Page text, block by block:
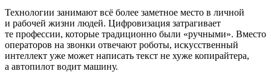
Технологии занимают всё более заметное место в личной
и рабочей жизни людей. Цифровизация затрагивает
те профессии, которые традиционно были «ручными». Вместо
операторов на звонки отвечают роботы, искусственный
интеллект уже может написать текст не хуже копирайтера,
а автопилот водит машину.